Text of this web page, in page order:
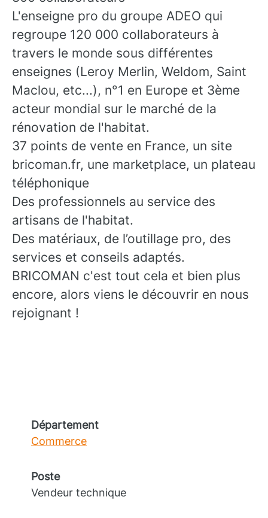
L'enseigne pro du groupe ADEO qui
regroupe 120 000 collaborateurs à
travers le monde sous différentes
enseignes (Leroy Merlin, Weldom, Saint
Maclou, etc...), n°1 en Europe et 3ème
acteur mondial sur le marché de la
rénovation de l'habitat.
37 points de vente en France, un site
bricoman.fr, une marketplace, un plateau
téléphonique
Des professionnels au service des
artisans de l'habitat.
Des matériaux, de l’outillage pro, des
services et conseils adaptés.
BRICOMAN c'est tout cela et bien plus
encore, alors viens le découvrir en nous
rejoignant !
Département
Commerce
Poste
Vendeur technique